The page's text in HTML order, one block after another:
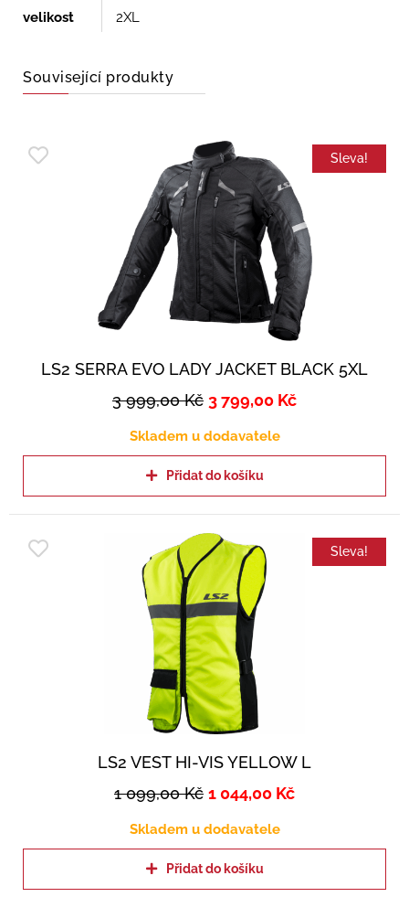
velikost 2XL
Související produkty
Sleva!
LS2 SERRA EVO LADY JACKET BLACK 5XL
3 999,00Kč 3 799,00 Kč
Skladem u dodavatele
Přidat do košíku
Sleva!
LS2 VEST HI-VIS YELLOW L
1 099,00Kč 1 044,00 Kč
Skladem u dodavatele
Přidat do košíku